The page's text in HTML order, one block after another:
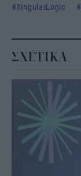
SingularLogic
ΣΧΕΤΙΚΑ